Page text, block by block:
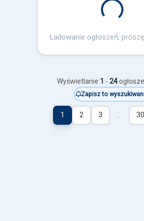
Loading...
Ładowanie ogłoszeń,
Wyświetlanie 1 - 24
Zapisz to
1 2 3 30